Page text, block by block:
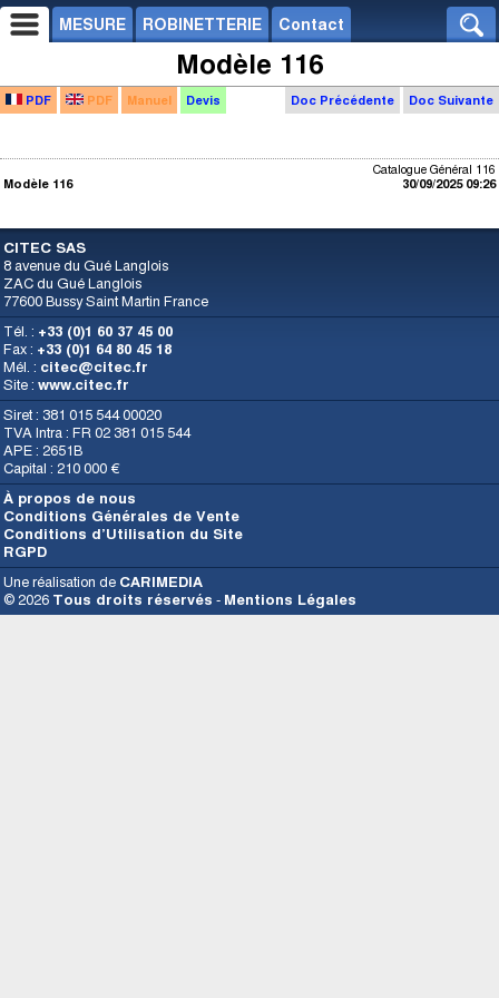
MESURE ROBINETTERIE Contact
Modèle 116
Doc Précédente Doc Suivante
PDF PDF Manuel Devis
Catalogue Général 116
30/09/2025 09:26
Modèle 116
CITEC SAS
8 avenue du Gué Langlois
ZAC du Gué Langlois
77600 Bussy Saint Martin France
Tél. : +33 (0)1 60 37 45 00
Fax : +33 (0)1 64 80 45 18
Mél. : citec@citec.fr
Site : www.citec.fr
Siret : 381 015 544 00020
TVA Intra : FR 02 381 015 544
APE : 2651B
Capital : 210 000 €
À propos de nous
Conditions Générales de Vente
Conditions d’Utilisation du Site
RGPD
Une réalisation de CARIMEDIA
© 2026 Tous droits réservés - Mentions Légales